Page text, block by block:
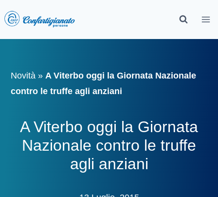
Novità » A Viterbo oggi la Giornata Nazionale
contro le truffe agli anziani
A Viterbo oggi la Giornata
Nazionale contro le truffe
agli anziani